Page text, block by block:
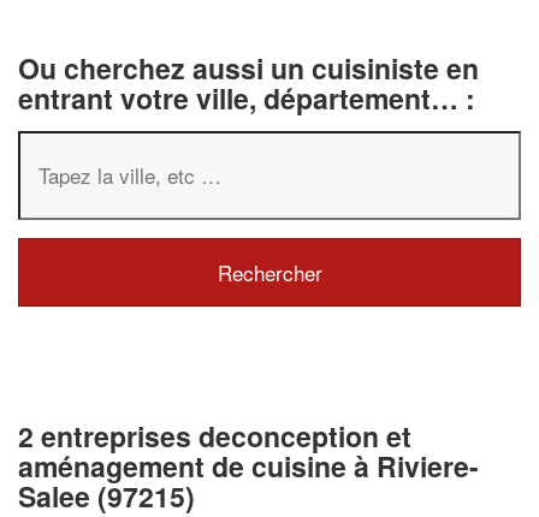
Ou cherchez aussi un cuisiniste en
entrant votre ville, département… :
2 entreprises deconception et
aménagement de cuisine à Riviere-
Salee (97215)